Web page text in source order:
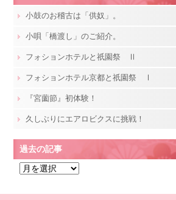
小鼓のお稽古は「供奴」。
小唄「橋渡し」のご紹介。
フォションホテルと祇園祭 Ⅱ
フォションホテル京都と祇園祭 Ⅰ
『宮薗節』初体験！
久しぶりにエアロビクスに挑戦！
過去の記事
の